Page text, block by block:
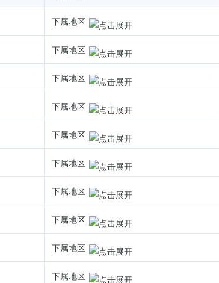
下属地区
下属地区
下属地区
下属地区
下属地区
下属地区
下属地区
下属地区
下属地区
下属地区